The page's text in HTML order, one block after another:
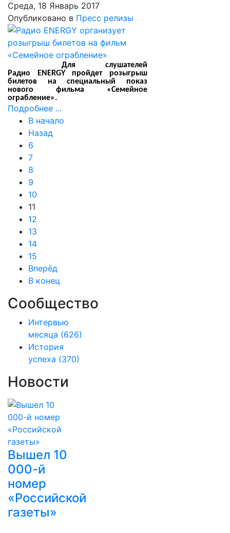
Среда, 18 Январь 2017
Опубликовано в Пресс релизы
Для слушателей
Радио
ENERGY пройдет розыгрыш
билетов на специальный показ
нового фильма «Семейное
ограбление».
Подробнее ...
В начало
Назад
6
7
8
9
10
11
12
13
14
15
Вперёд
В конец
Сообщество
Интервью
месяца (626)
История
успеха (370)
Новости
Вышел 10
000-й
номер
«Российской
газеты»